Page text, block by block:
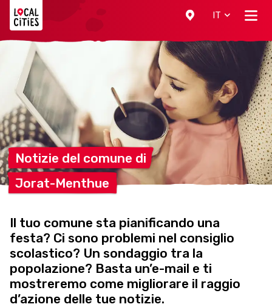
IT
Notizie del comune di
Jorat-Menthue
Il tuo comune sta pianificando una
festa? Ci sono problemi nel consiglio
scolastico? Un sondaggio tra la
popolazione? Basta un’e-mail e ti
mostreremo come migliorare il raggio
d’azione delle tue notizie.